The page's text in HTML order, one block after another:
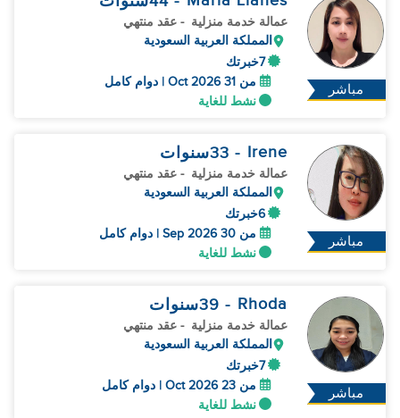
مباشر
عمالة خدمة منزلية - عقد منتهي
المملكة العربية السعودية
7خبرتك
من 31 Oct 2026 | دوام كامل
نشط للغاية
مباشر
Irene
- 33 سنوات
عمالة خدمة منزلية - عقد منتهي
المملكة العربية السعودية
6خبرتك
من 30 Sep 2026 | دوام كامل
نشط للغاية
مباشر
Rhoda
- 39 سنوات
عمالة خدمة منزلية - عقد منتهي
المملكة العربية السعودية
7خبرتك
من 23 Oct 2026 | دوام كامل
نشط للغاية